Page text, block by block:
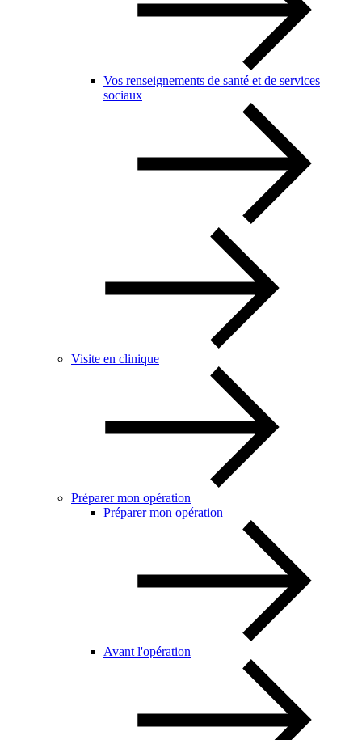
Vos renseignements de santé et de services
sociaux
Visite en clinique
Préparer mon opération
Préparer mon opération
Avant l'opération